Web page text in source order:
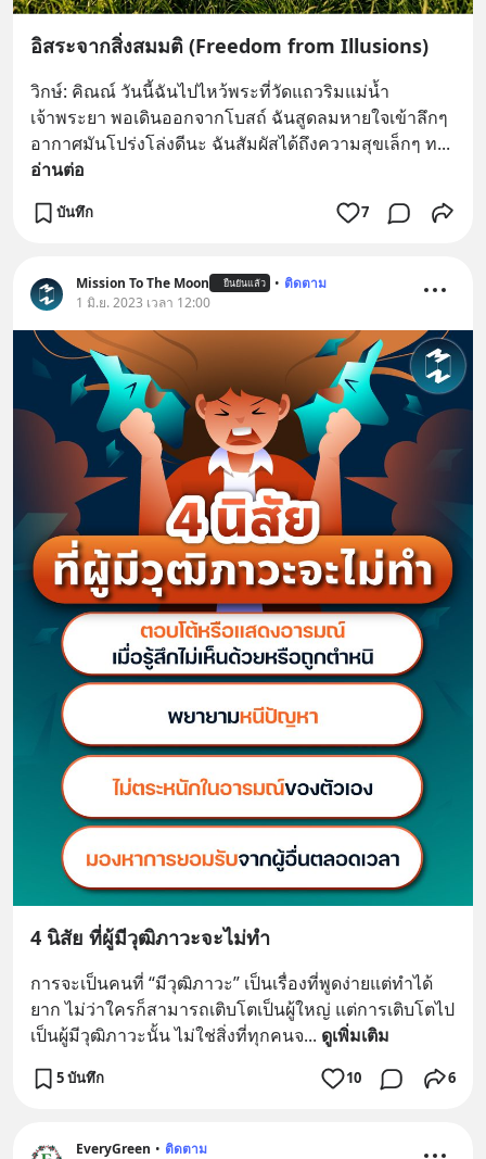
อิสระจากสิ่งสมมติ (Freedom from Illusions)
วิกษ์: คิณณ์ วันนี้ฉันไปไหว้พระที่วัดแถวริมแม่น้ำ
เจ้าพระยา พอเดินออกจากโบสถ์ ฉันสูดลมหายใจเข้าลึกๆ
อากาศมันโปร่งโล่งดีนะ ฉันสัมผัสได้ถึงความสุขเล็กๆ ท
อ่านต่อ
บันทึก 7
Mission To The Moon ยืนยันแล้ว • ติดตาม
1 มิ.ย. 2023 เวลา 12:00
4 นิสัย ที่ผู้มีวุฒิภาวะจะไม่ทำ
การจะเป็นคนที่ “มีวุฒิภาวะ” เป็นเรื่องที่พูดง่ายแต่ทำได้
ยาก ไม่ว่าใครก็สามารถเติบโตเป็นผู้ใหญ่ แต่การเติบโตไป
เป็นผู้มีวุฒิภาวะนั้น ไม่ใช่สิ่งที่ทุกคนจ... ดูเพิ่มเติม
5 บันทึก 10 6
EveryGreen • ติดตาม